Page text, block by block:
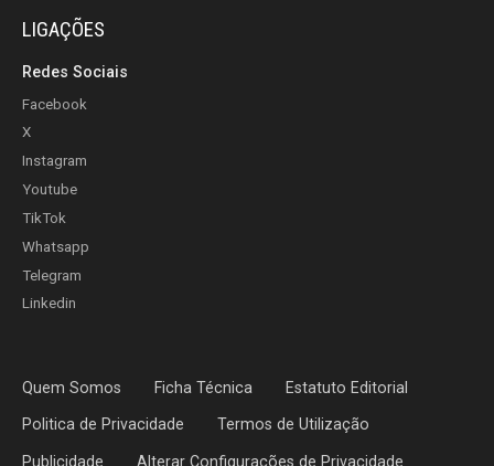
LIGAÇÕES
Redes Sociais
Facebook
X
Instagram
Youtube
TikTok
Whatsapp
Telegram
Linkedin
Quem Somos Ficha Técnica Estatuto Editorial
Politica de Privacidade Termos de Utilização
Publicidade Alterar Configurações de Privacidade